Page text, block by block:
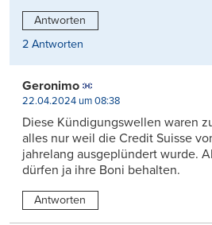
Antworten
2 Antworten
Geronimo
22.04.2024 um 08:38
Diese Kündigungswellen waren
alles nur weil die Credit Suisse
jahrelang ausgeplündert wurde.
dürfen ja ihre Boni behalten.
Antworten